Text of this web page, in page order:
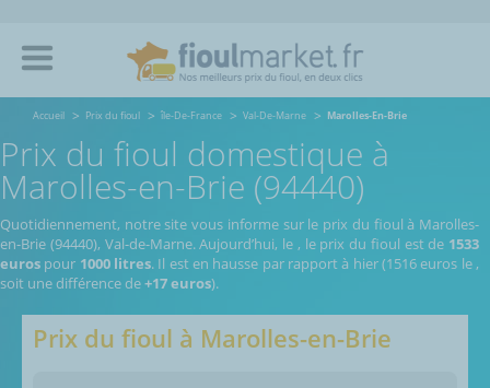
Accueil Prix du fioul île-De-France Val-De-Marne Marolles-En-Brie
Prix du fioul domestique à
Marolles-en-Brie (94440)
Quotidiennement, notre site vous informe sur le prix du fioul à Marolles-
en-Brie (94440), Val-de-Marne.Aujourd’hui, le , le prix du fioul est de 1533
euros pour 1000 litres. Il est en hausse par rapport à hier (1516 euros le,
soit une différence de+17 euros).
Prix du fioul à Marolles-en-Brie